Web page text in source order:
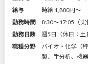
給与
時給 1,800円〜
勤務時間
8:30～17:05（実
勤務日数
週5日（休日：土
職種分野
バイオ・化学（
製、手分析、機